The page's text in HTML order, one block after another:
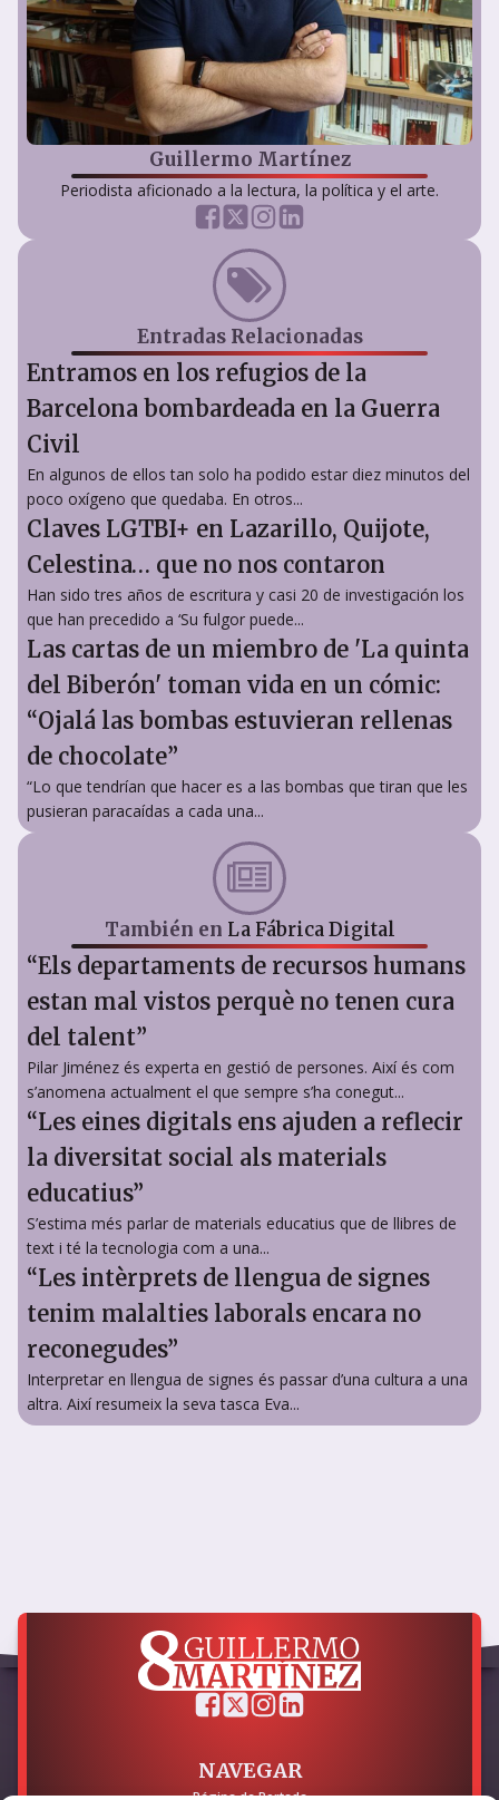
Guillermo Martínez
Periodista aficionado a la lectura, la política y el arte.
Entradas Relacionadas
Entramos en los refugios de la
Barcelona bombardeada en la Guerra
Civil
En algunos de ellos tan solo ha podido estar diez minutos del
poco oxígeno que quedaba. En otros...
Claves LGTBI+ en Lazarillo, Quijote,
Celestina… que no nos contaron
Han sido tres años de escritura y casi 20 de investigación los
que han precedido a ‘Su fulgor puede...
Las cartas de un miembro de 'La quinta
del Biberón' toman vida en un cómic:
“Ojalá las bombas estuvieran rellenas
de chocolate”
“Lo que tendrían que hacer es a las bombas que tiran que les
pusieran paracaídas a cada una...
También en La Fábrica Digital
“Els departaments de recursos humans
estan mal vistos perquè no tenen cura
del talent”
Pilar Jiménez és experta en gestió de persones. Així és com
s’anomena actualment el que sempre s’ha conegut...
“Les eines digitals ens ajuden a reflecir
la diversitat social als materials
educatius”
S’estima més parlar de materials educatius que de llibres de
text i té la tecnologia com a una...
“Les intèrprets de llengua de signes
tenim malalties laborals encara no
reconegudes”
Interpretar en llengua de signes és passar d’una cultura a una
altra. Així resumeix la seva tasca Eva...
NAVEGAR
Página de Portada